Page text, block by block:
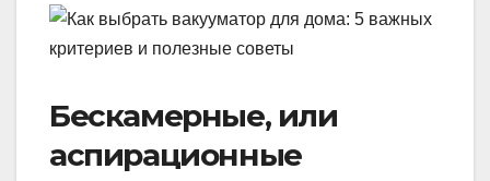
Бескамерные, или
аспирационные